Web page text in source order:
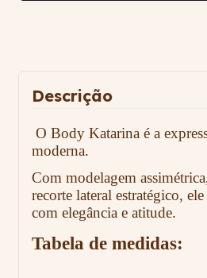
Descrição
O Body Katarina é a
moderna.
Com modelagem
recorte lateral estratégico,
com elegância e atitude.
Tabela de medidas: